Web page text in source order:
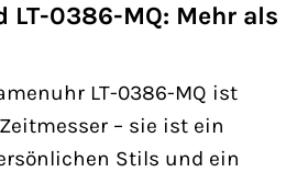
LT-0386-MQ: Mehr als
LT-0386-MQ ist
– sie ist ein
Stils und ein